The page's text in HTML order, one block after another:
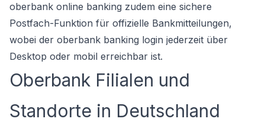
oberbank online banking zudem eine sichere
Postfach-Funktion für offizielle Bankmitteilungen,
wobei der oberbank banking login jederzeit über
Desktop oder mobil erreichbar ist.
Oberbank Filialen und
Standorte in Deutschland